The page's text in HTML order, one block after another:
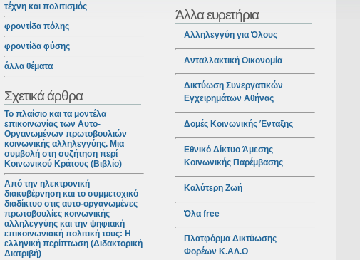
τέχνη και πολιτισμός
φροντίδα πόλης
φροντίδα φύσης
άλλα θέματα
Σχετικά άρθρα
Το πλαίσιο και τα μοντέλα
επικοινωνίας των Αυτο-
Οργανωμένων πρωτοβουλιών
κοινωνικής αλληλεγγύης. Μια
συμβολή στη συζήτηση περί
Κοινωνικού Κράτους (Βιβλίο)
Από την ηλεκτρονική
διακυβέρνηση και το συμμετοχικό
διαδίκτυο στις αυτο-οργανωμένες
πρωτοβουλίες κοινωνικής
αλληλεγγύης και την ψηφιακή
επικοινωνιακή πολιτική τους: Η
ελληνική περίπτωση (Διδακτορική
Διατριβή)
Άλλα ευρετήρια
Αλληλεγγύη για Όλους
Ανταλλακτική Οικονομία
Δικτύωση Συνεργατικών
Εγχειρημάτων Αθήνας
Δομές Κοινωνικής Ένταξης
Εθνικό Δίκτυο Άμεσης
Κοινωνικής Παρέμβασης
Καλύτερη Ζωή
Όλα free
Πλατφόρμα Δικτύωσης
Φορέων Κ.ΑΛ.Ο